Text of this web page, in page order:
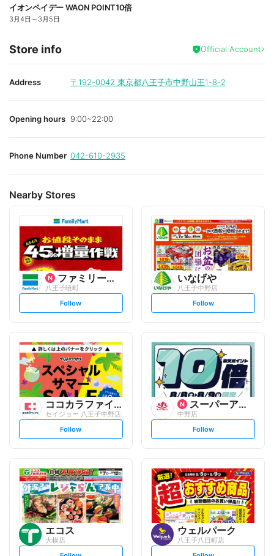
イオンペイデー WAON POINT10倍
3月4日 ～ 3月5日
Store info Official Account
Address 〒192-0042 東京都八王子市中野山王1-8-2
Opening hours 9:00~22:00
Phone Number 042-610-2935
Nearby Stores
ファミリーマート
八王子暁町
s
t
l
o
w
Follow
いなげや
八王子中野店
s
t
l
o
Follow
ココカラファイン
セイジョー 八王子中野店
s
t
l
o
w
Follow
スーパーアルプス
中野店
s
t
l
o
w
Follow
エコス
大横店
ウェルパーク
八王子八日町店